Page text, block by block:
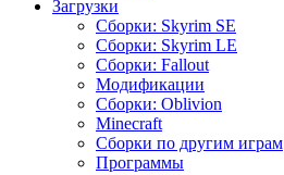
Загрузки
Сборки: Skyrim SE
Сборки: Skyrim LE
Сборки: Fallout
Модификации
Сборки: Oblivion
Minecraft
Сборки по другим играм
Программы